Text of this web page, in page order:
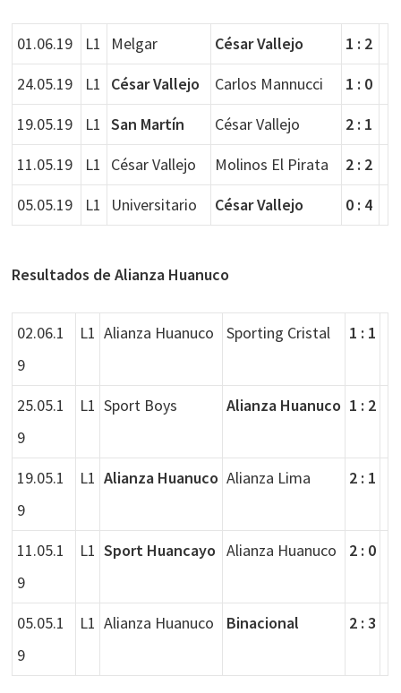
01.06.19 L1 Melgar César Vallejo
1 : 2
24.05.19
L1 César Vallejo Carlos Mannucci
1 : 0
19.05.19
L1 San Martín César Vallejo
2 : 1
11.05.19
L1 César Vallejo Molinos El Pirata
2 : 2
05.05.19
L1 Universitario César Vallejo 0 : 4
Resultados de Alianza Huanuco
02.06.1
9
L1 Alianza Huanuco Sporting Cristal 1 : 1
25.05.1
9
L1 Sport Boys Alianza Huanuco 1 : 2
19.05.1
9
L1 Alianza Huanuco Alianza Lima 2 : 1
11.05.1
9
L1 Sport Huancayo Alianza Huanuco 2 : 0
05.05.1
9
L1 Alianza Huanuco Binacional 2 : 3